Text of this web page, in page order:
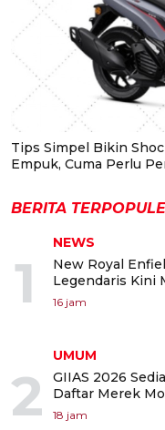
Tips Simpel Bikin
Empuk, Cuma Perlu
BERITA
1
NEWS
New Royal
Legendaris Kini
16 jam
2
UMUM
GIIAS 2026
Daftar Merek
18 jam